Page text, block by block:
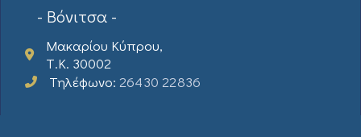
- Βόνιτσα -
Μακαρίου Κύπρου,
Τ.Κ. 30002
Τηλέφωνο: 26430 22836